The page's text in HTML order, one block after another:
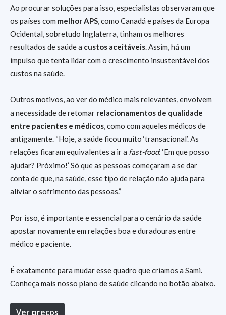
Ao procurar soluções para isso, especialistas observaram que
os países com melhor APS, como Canadá e países da Europa
Ocidental, sobretudo Inglaterra, tinham os melhores
resultados de saúde a custos aceitáveis. Assim, há um
impulso que tenta lidar com o crescimento insustentável dos
custos na saúde.
Outros motivos, ao ver do médico mais relevantes, envolvem
a necessidade de retomar relacionamentos de qualidade
entre pacientes e médicos, como com aqueles médicos de
antigamente. “Hoje, a saúde ficou muito ‘transacional’. As
relações ficaram equivalentes a ir a fast-food: ‘Em que posso
ajudar? Próximo!’ Só que as pessoas começaram a se dar
conta de que, na saúde, esse tipo de relação não ajuda para
aliviar o sofrimento das pessoas.”
Por isso, é importante e essencial para o cenário da saúde
apostar novamente em relações boa e duradouras entre
médico e paciente.
É exatamente para mudar esse quadro que criamos a Sami.
Conheça mais nosso plano de saúde clicando no botão abaixo.
Ver preços